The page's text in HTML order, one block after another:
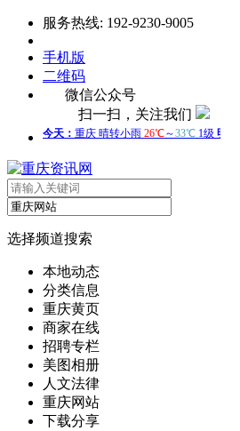
服务热线: 192-9230-9005
手机版
二维码
微信公众号
扫一扫，关注我们
选择频道搜索
本地动态
分类信息
重庆黄页
商家在线
招聘专栏
美图相册
人文法律
重庆网站
下载分享